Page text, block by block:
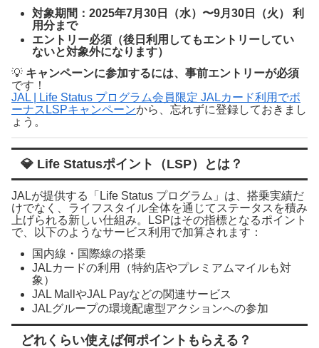
対象期間：2025年7月30日（水）〜9月30日（火） 利
用分まで
エントリー必須（後日利用してもエントリーしてい
ないと対象外になります）
💡 キャンペーンに参加するには、事前エントリーが必須
です！
JAL | Life Status プログラム会員限定 JALカード利用でボ
ーナスLSPキャンペーンから、忘れずに登録しておきまし
ょう。
💎 Life Statusポイント（LSP）とは？
JALが提供する「Life Status プログラム」は、搭乗実績だ
けでなく、ライフスタイル全体を通じてステータスを積み
上げられる新しい仕組み。LSPはその指標となるポイント
で、以下のようなサービス利用で加算されます：
国内線・国際線の搭乗
JALカードの利用（特約店やプレミアムマイルも対
象）
JAL MallやJAL Payなどの関連サービス
JALグループの環境配慮型アクションへの参加
どれくらい使えば何ポイントもらえる？